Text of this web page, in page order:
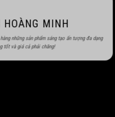
HOÀNG MINH
những sản phẩm sáng tạo ấn tượng đa dạng
tốt và giá cả phải chăng!